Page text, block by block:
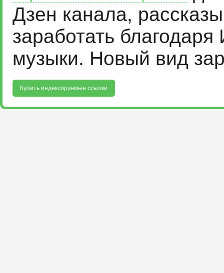
Дзен канала,
заработать
музыки. Новый вид
Купить индексируемые ссылки